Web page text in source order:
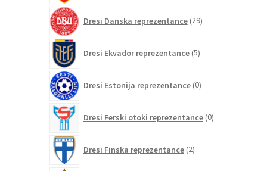
Dresi Danska reprezentance 29izdelkov
Dresi Ekvador reprezentance 5izdelkov
Dresi Estonija reprezentance 0izdelkov
Dresi Ferski otoki reprezentance 0izdelkov
Dresi Finska reprezentance 2izdelka